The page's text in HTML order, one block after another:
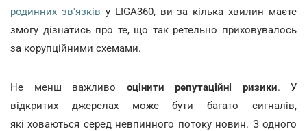
родинних зв'язків у LIGA360, ви за кілька хвилин маєте
змогу дізнатись про те, що так ретельно приховувалось
за корупційними схемами.
Не менш важливо оцінити репутаційні ризики. У
відкритих джерелах може бути багато сигналів,
які ховаються серед невпинного потоку новин. З одного